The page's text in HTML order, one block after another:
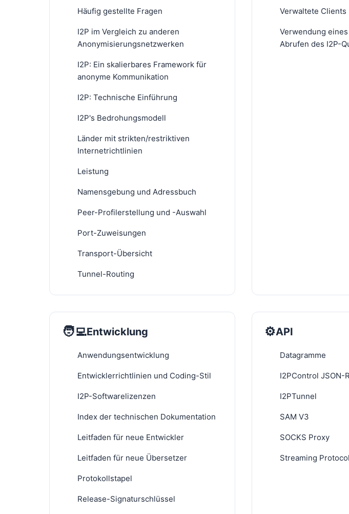
Häufig gestellte Fragen
I2P im Vergleich zu anderen
Anonymisierungsnetzwerken
I2P: Ein skalierbares Framework für
anonyme Kommunikation
I2P: Technische Einführung
I2P's Bedrohungsmodell
Länder mit strikten/restriktiven
Internetrichtlinien
Leistung
Namensgebung und Adressbuch
Peer-Profilerstellung und -Auswahl
Port-Zuweisungen
Transport-Übersicht
Tunnel-Routing
Verwaltete Clients
Verwendung
Abrufen des I2P-
🧑‍💻Entwicklung
Anwendungsentwicklung
Entwicklerrichtlinien und Coding-Stil
I2P-Softwarelizenzen
Index der technischen Dokumentation
Leitfaden für neue Entwickler
Leitfaden für neue Übersetzer
Protokollstapel
Release-Signaturschlüssel
⚙️API
Datagramme
I2PControl JSON-
I2PTunnel
SAM V3
SOCKS Proxy
Streaming Protocol